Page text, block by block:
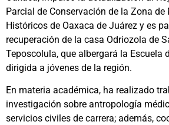
Parcial de Conservación de la Zona
Históricos de Oaxaca de Juárez y es
recuperación de la casa Odriozola de
Teposcolula, que albergará la Escuela
dirigida a jóvenes de la región.
En materia académica, ha realizado
investigación sobre antropología
servicios civiles de carrera; además,